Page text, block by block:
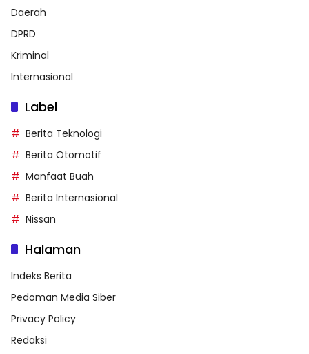
Daerah
DPRD
Kriminal
Internasional
Label
Berita Teknologi
Berita Otomotif
Manfaat Buah
Berita Internasional
Nissan
Halaman
Indeks Berita
Pedoman Media Siber
Privacy Policy
Redaksi